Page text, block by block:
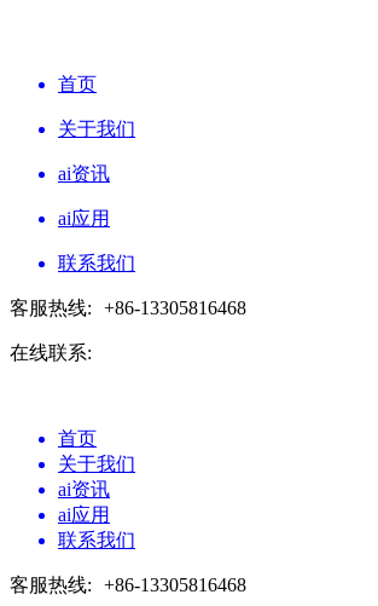
首页
关于我们
ai资讯
ai应用
联系我们
客服热线: +86-13305816468
在线联系:
首页
关于我们
ai资讯
ai应用
联系我们
客服热线: +86-13305816468